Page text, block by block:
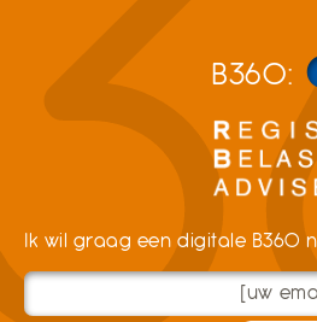
B360:
Ik wil graag een digitale B360